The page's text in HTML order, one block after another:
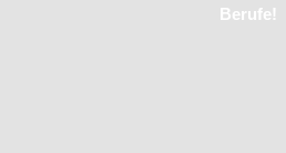
Berufe!